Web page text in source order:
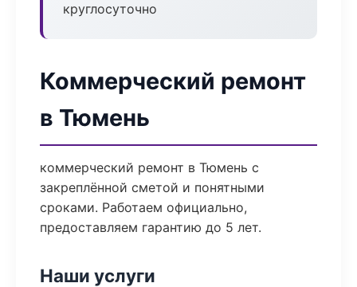
круглосуточно
Коммерческий ремонт
в Тюмень
коммерческий ремонт в Тюмень с
закреплённой сметой и понятными
сроками. Работаем официально,
предоставляем гарантию до 5 лет.
Наши услуги